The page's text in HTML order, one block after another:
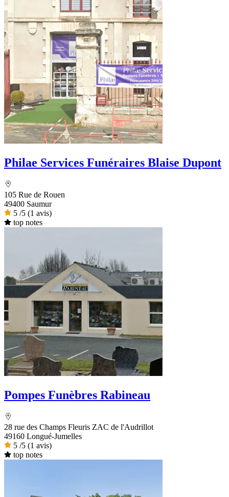
Philae Services Funéraires Blaise Dupont
105 Rue de Rouen
49400 Saumur
5 /5 (1 avis)
top notes
Pompes Funèbres Rabineau
28 rue des Champs Fleuris ZAC de l'Audrillot
49160 Longué-Jumelles
5 /5 (1 avis)
top notes